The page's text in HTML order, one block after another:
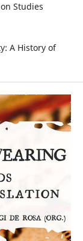
Studies
A History of